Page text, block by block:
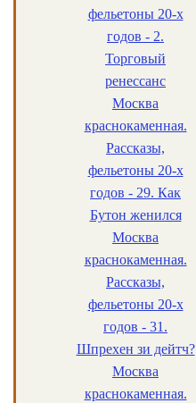
фельетоны 20-х
годов - 2.
Торговый
ренессанс
Москва
краснокаменная.
Рассказы,
фельетоны 20-х
годов - 29. Как
Бутон женился
Москва
краснокаменная.
Рассказы,
фельетоны 20-х
годов - 31.
Шпрехен зи дейтч?
Москва
краснокаменная.